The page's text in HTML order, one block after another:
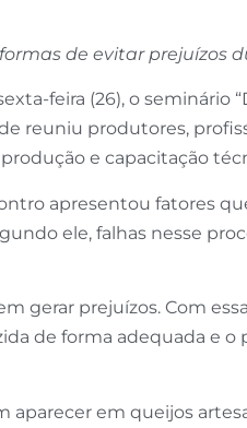
de evitar prejuízos
feira (26), o seminário
reuniu produtores,
e capacitação
apresentou fatores
ele, falhas nesse
gerar prejuízos. Com
de forma adequada e
em queijos